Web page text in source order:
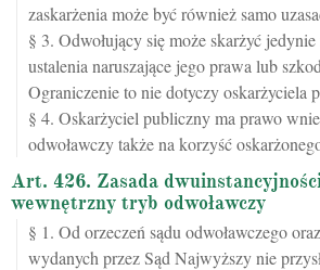
zaskarżenia może być również samo
§ 3. Odwołujący się może skarżyć
ustalenia naruszające jego prawa lub
Ograniczenie to nie dotyczy oskarżyciela
§ 4. Oskarżyciel publiczny ma prawo
odwoławczy także na korzyść
Art. 426. Zasada
wewnętrzny tryb odwoławczy
§ 1. Od orzeczeń sądu odwoławczego
wydanych przez Sąd Najwyższy nie